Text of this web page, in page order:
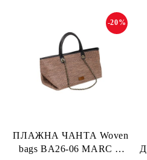
ПЛАЖНА ЧАНТА Woven
bags BA26-06 MARC &
-20%